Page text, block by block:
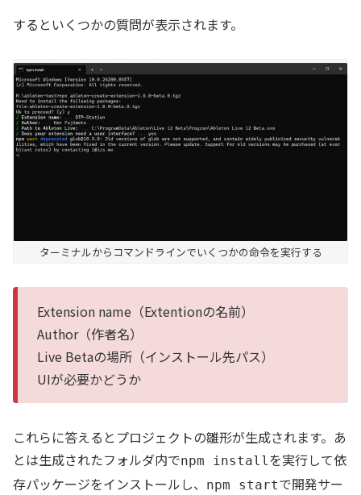
するといくつかの質問が表示されます。
ターミナルからコマンドラインでいくつかの命令を実行する
Extension name（Extentionの名前）
Author（作者名）
Live Betaの場所（インストール先パス）
UIが必要かどうか
これらに答えるとプロジェクトの雛形が生成されます。あ
とは生成されたフォルダ内でnpm installを実行して依
存パッケージをインストールし、 npm startで開発サー